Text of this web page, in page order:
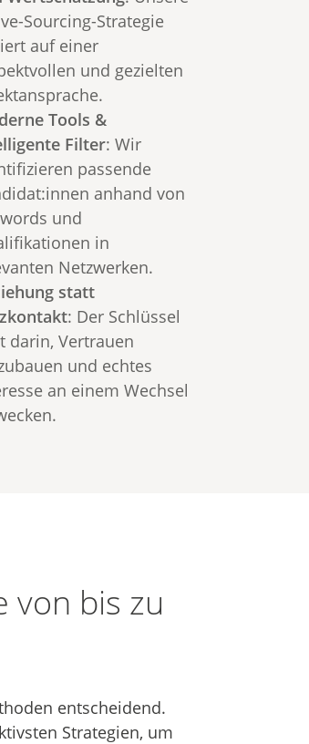
Sourcing-Strategie
auf einer
und gezielten
Tools &
Filter: Wir
passende
anhand von
und
in
Netzwerken.
statt
: Der Schlüssel
darin, Vertrauen
und echtes
an einem Wechsel
von bis zu
entscheidend.
Strategien, um